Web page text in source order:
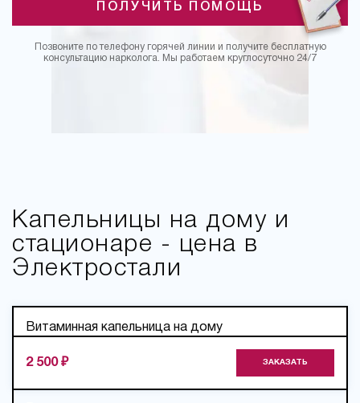
ПОЛУЧИТЬ ПОМОЩЬ
Позвоните по телефону горячей линии и получите бесплатную
консультацию нарколога. Мы работаем круглосуточно 24/7
Капельницы на дому и
стационаре - цена в
Электростали
Витаминная капельница на дому
2 500 ₽ ЗАКАЗАТЬ